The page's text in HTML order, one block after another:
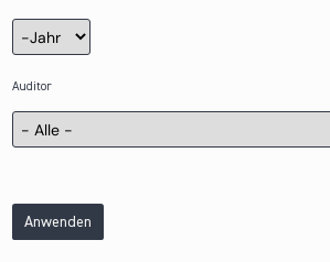
Zertifizierung
Jahr
Auditor
Anwenden